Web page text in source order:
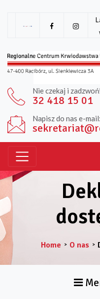
Nie czekaj i
32 418 15 01
Napisz do nas e-mail:
Home > O nas >